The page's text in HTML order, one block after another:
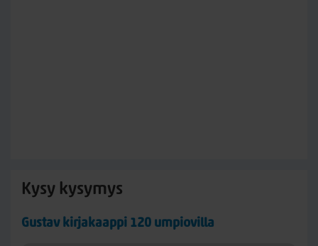
Kysy kysymys
Gustav kirjakaappi 120 umpiovilla